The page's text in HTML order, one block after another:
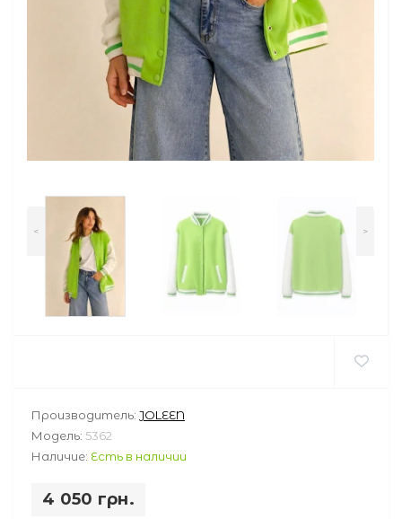
< >
Производитель: JOLEEN
Модель: 5362
Наличие: Есть в наличии
4 050 грн.